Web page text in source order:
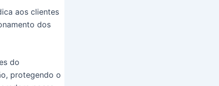
aos clientes
dos
do
protegendo o